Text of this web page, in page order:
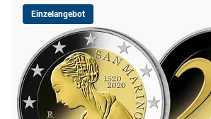
Einzelangebot